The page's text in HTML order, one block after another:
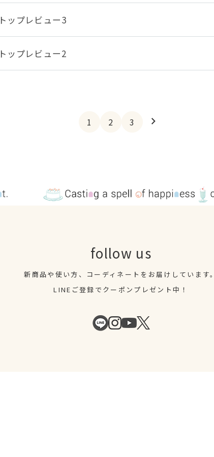
トップレビュー3
トップレビュー2
1 2 3
follow us
新商品や使い方、コーディネートを お届けしています。
LINEご登録でクーポンプレゼント中！